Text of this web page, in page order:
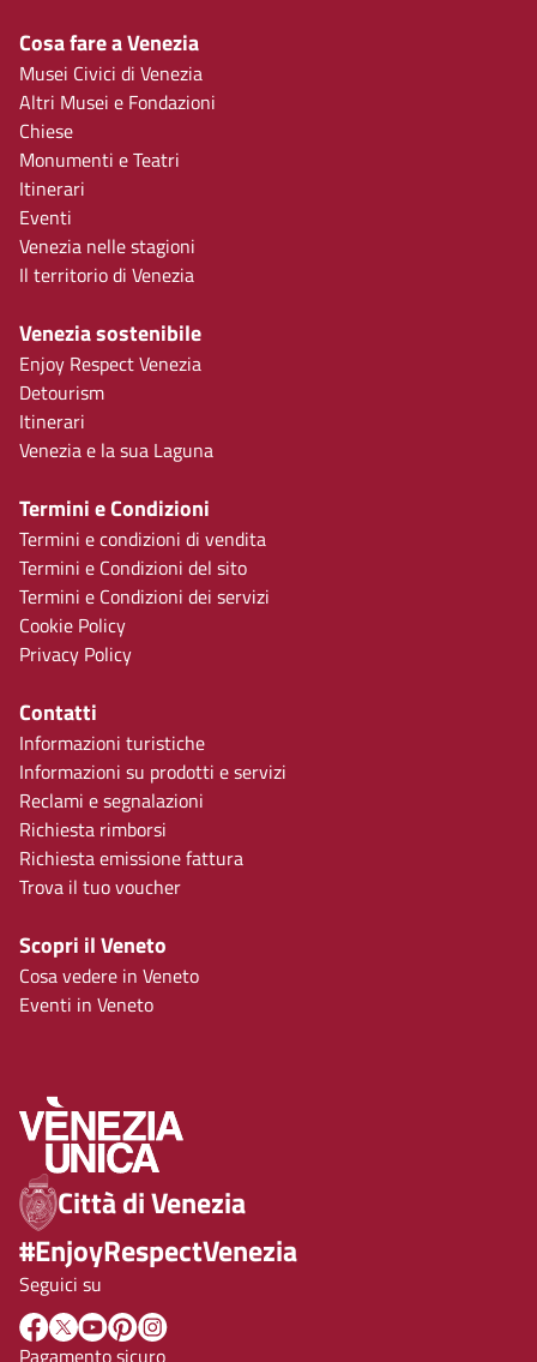
Cosa fare a Venezia
Musei Civici di Venezia
Altri Musei e Fondazioni
Chiese
Monumenti e Teatri
Itinerari
Eventi
Venezia nelle stagioni
Il territorio di Venezia
Venezia sostenibile
Enjoy Respect Venezia
Detourism
Itinerari
Venezia e la sua Laguna
Termini e Condizioni
Termini e condizioni di vendita
Termini e Condizioni del sito
Termini e Condizioni dei servizi
Cookie Policy
Privacy Policy
Contatti
Informazioni turistiche
Informazioni su prodotti e servizi
Reclami e segnalazioni
Richiesta rimborsi
Richiesta emissione fattura
Trova il tuo voucher
Scopri il Veneto
Cosa vedere in Veneto
Eventi in Veneto
Città di Venezia
#EnjoyRespectVenezia
Seguici su
Pagamento sicuro